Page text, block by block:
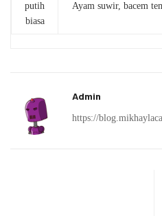
putih
biasa
Ayam suwir, bacem
Admin
https://